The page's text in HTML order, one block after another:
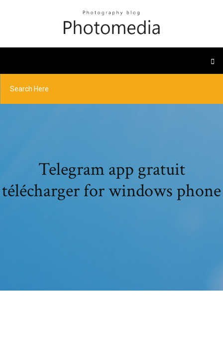
Telegram app gratuit
télécharger for windows phone